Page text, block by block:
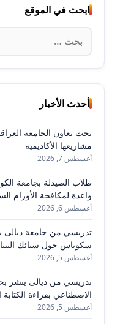
ابحث في الموقع
البحث
عن:
أحدث الأخبار
بحث تعاون الجامعة
مشاريعها الأكاديمية
أغسطس 7, 2026
طلاب الصيدلة بجامعة
واعدة لمكافحة الأورام
أغسطس 6, 2026
تدريسي من جامعة ديالى
سكوباس حول سبائك
أغسطس 5, 2026
تدريسي من ديالى ينشر
الاصطناعي بقراءة الكتابة
أغسطس 5, 2026